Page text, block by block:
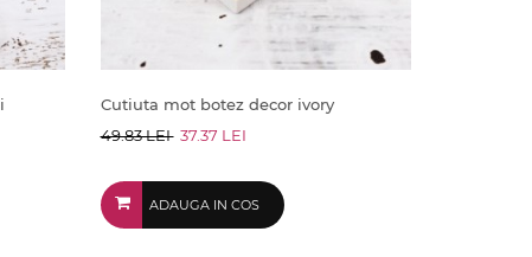
Cutiuta mot botez decor ivory
49.83 LEI 37.37 LEI
ADAUGA IN COS